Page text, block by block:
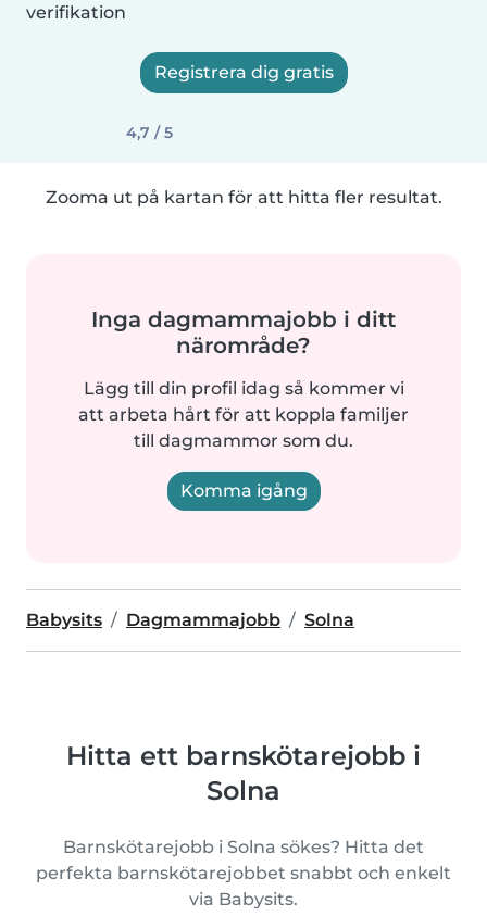
verifikation
Registrera dig gratis
4,7 / 5
Zooma ut på kartan för att hitta fler resultat.
Inga dagmammajobb i ditt
närområde?
Lägg till din profil idag så kommer vi
att arbeta hårt för att koppla familjer
till dagmammor som du.
Komma igång
Babysits Dagmammajobb Solna
Hitta ett barnskötarejobb i
Solna
Barnskötarejobb i Solna sökes? Hitta det
perfekta barnskötarejobbet snabbt och enkelt
via Babysits.